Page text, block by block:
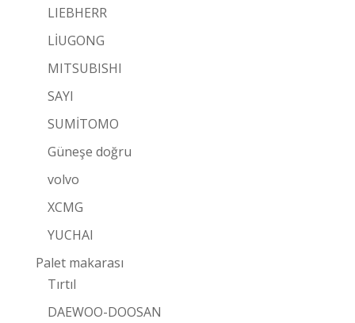
LIEBHERR
LİUGONG
MITSUBISHI
SAYI
SUMİTOMO
Güneşe doğru
volvo
XCMG
YUCHAI
Palet makarası
Tırtıl
DAEWOO-DOOSAN